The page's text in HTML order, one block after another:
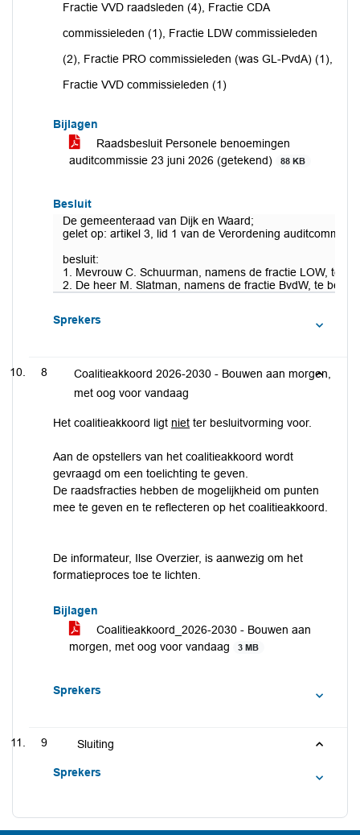
Fractie VVD raadsleden (4), Fractie CDA
commissieleden (1), Fractie LDW commissieleden
(2), Fractie PRO commissieleden (was GL-PvdA) (1),
Fractie VVD commissieleden (1)
Bijlagen
Raadsbesluit Personele benoemingen
auditcommissie 23 juni 2026 (getekend)
88 KB
Besluit
De gemeenteraad van Dijk en Waard;
gelet op: artikel 3, lid 1 van de Verordening
besluit:
1. Mevrouw C. Schuurman, namens de fractie LOW, te
2. De heer M. Slatman, namens de fractie BvdW, te
Sprekers
8
Coalitieakkoord 2026-2030 - Bouwen aan morgen,
met oog voor vandaag
Het coalitieakkoord ligt niet ter besluitvorming voor.
Aan de opstellers van het coalitieakkoord wordt
gevraagd om een toelichting te geven.
De raadsfracties hebben de mogelijkheid om punten
mee te geven en te reflecteren op het coalitieakkoord.
De informateur, Ilse Overzier, is aanwezig om het
formatieproces toe te lichten.
Bijlagen
Coalitieakkoord_2026-2030 - Bouwen aan
morgen, met oog voor vandaag
3 MB
Sprekers
9 Sluiting
Sprekers